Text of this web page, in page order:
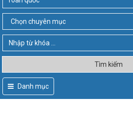
Tìm kiếm
Danh mục